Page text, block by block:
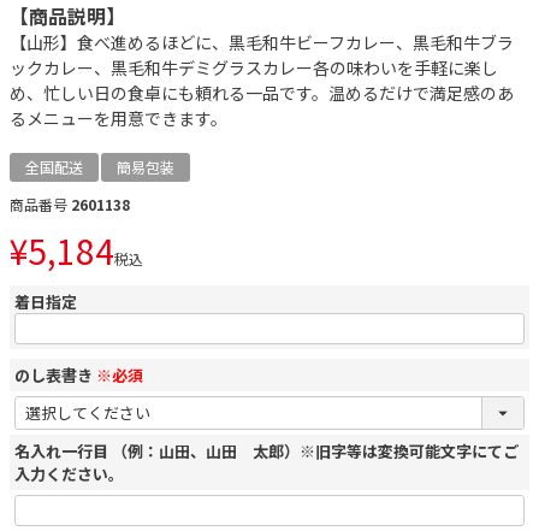
【商品説明】
【山形】食べ進めるほどに、黒毛和牛ビーフカレー、黒毛和牛ブラ
ックカレー、黒毛和牛デミグラスカレー各の味わいを手軽に楽し
め、忙しい日の食卓にも頼れる一品です。温めるだけで満足感のあ
るメニューを用意できます。
全国配送
簡易包装
商品番号 2601138
¥5,184税込
着日指定
のし表書き ※必須
名入れ一行目 （例：山田、山田 太郎）※旧字等は変換可能文字にてご
入力ください。